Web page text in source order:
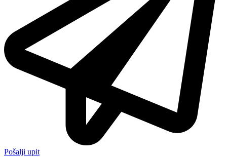
Pošalji upit